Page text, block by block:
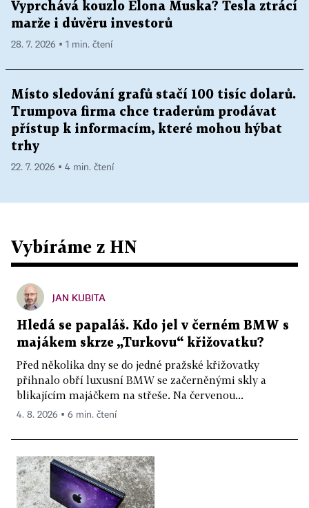
Vyprchává kouzlo Elona Muska? Tesla ztrácí
marže i důvěru investorů
28. 7. 2026 ▪ 1 min. čtení
Místo sledování grafů stačí 100 tisíc dolarů.
Trumpova firma chce traderům prodávat
přístup k informacím, které mohou hýbat
trhy
22. 7. 2026 ▪ 4 min. čtení
Vybíráme z HN
JAN KUBITA
Hledá se papaláš. Kdo jel v černém BMW s
majákem skrze „Turkovu“ křižovatku?
Před několika dny se do jedné pražské křižovatky
přihnalo obří luxusní BMW se začerněnými skly a
blikajícím majáčkem na střeše. Na červenou...
4. 8. 2026 ▪ 6 min. čtení